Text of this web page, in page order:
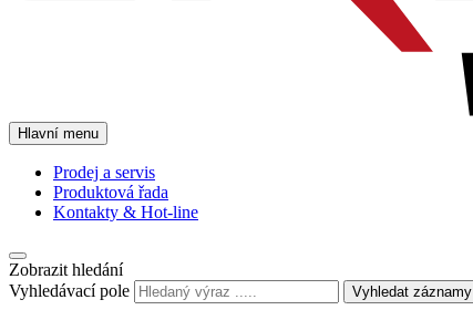
Hlavní menu
Prodej a servis
Produktová řada
Kontakty & Hot-line
Zobrazit hledání
Vyhledávací pole
Vyhledat záznamy